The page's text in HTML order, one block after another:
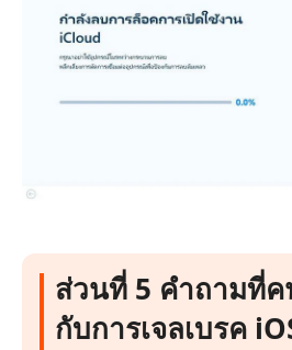
ส่วนที่ 5 คำถามที่ค
กับการเจลเบรค